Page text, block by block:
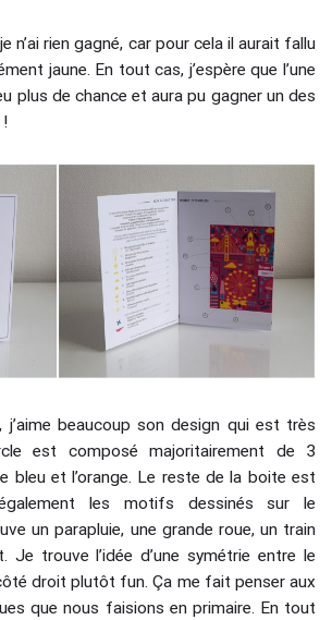
n’ai rien gagné, car pour cela il aurait fallu
jaune. En tout cas, j’espère que l’une
plus de chance et aura pu gagner un des
!
j’aime beaucoup son design qui est très
est composé majoritairement de 3
bleu et l’orange. Le reste de la boite est
les motifs dessinés sur le
un parapluie, une grande roue, un train
Je trouve l’idée d’une symétrie entre le
droit plutôt fun. Ça me fait penser aux
que nous faisions en primaire. En tout